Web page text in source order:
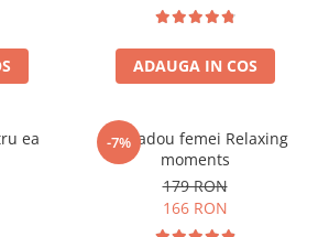
ADAUGA IN COS
ea
-7%
Set cadou femei Relaxing
moments
179 RON
166 RON